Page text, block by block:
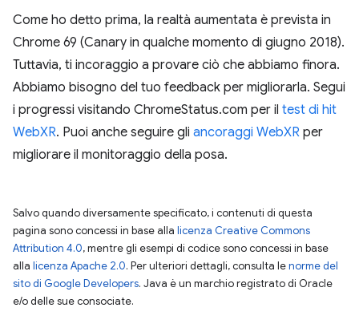
Come ho detto prima, la realtà aumentata è prevista in
Chrome 69 (Canary in qualche momento di giugno 2018).
Tuttavia, ti incoraggio a provare ciò che abbiamo finora.
Abbiamo bisogno del tuo feedback per migliorarla. Segui
i progressi visitando ChromeStatus.com per il test di hit
WebXR. Puoi anche seguire gli ancoraggi WebXR per
migliorare il monitoraggio della posa.
Salvo quando diversamente specificato, i contenuti di questa
pagina sono concessi in base alla licenza Creative Commons
Attribution 4.0, mentre gli esempi di codice sono concessi in base
alla licenza Apache 2.0. Per ulteriori dettagli, consulta lenorme del
sito di Google Developers. Java è un marchio registrato di Oracle
e/o delle sue consociate.